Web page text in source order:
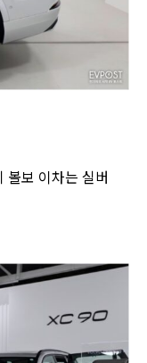
볼보 이차는 실버